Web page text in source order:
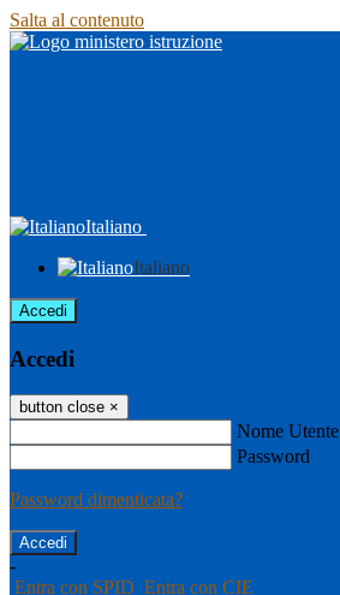
Salta al contenuto
Italiano
Italiano
Accedi
Accedi
button close ×
Nome Utente
Password
Password dimenticata?
-
Entra con SPID Entra con CIE